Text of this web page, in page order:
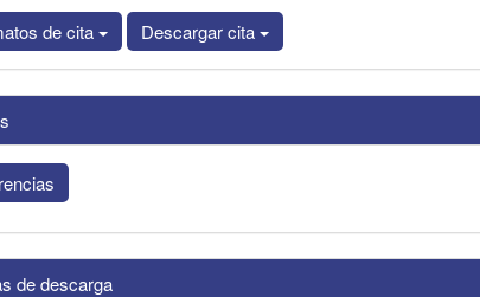
de cita
Descargar cita
de descarga